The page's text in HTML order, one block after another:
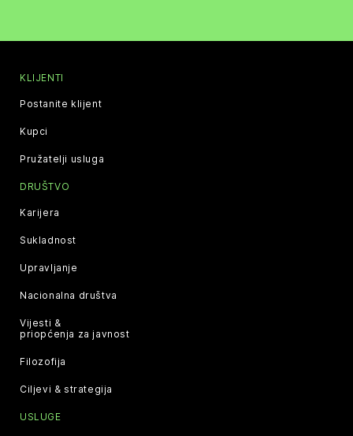
KLIJENTI
Postanite klijent
Kupci
Pružatelji usluga
DRUŠTVO
Karijera
Sukladnost
Upravljanje
Nacionalna društva
Vijesti &
priopćenja za javnost
Filozofija
Ciljevi & strategija
USLUGE